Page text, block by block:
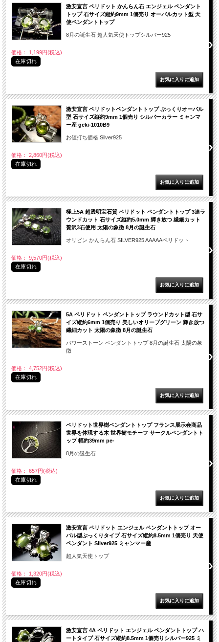
激安宣言 ペリドット かんらん石 エンジェル ペンダント
トップ 石サイズ縦約9mm 1個売り オーバルカット型 天
使ペンダントトップ
8月の誕生石 超人気天使トップシルバー925
価格： 1,199円(税込)
在庫切れ
激安宣言 ペリドットペンダントトップ ぷっくりオーバル
型 石サイズ縦約9mm 1個売り シルバーカラー ミャンマ
ー産 geki-1010B9
お値打ち価格 Silver925
価格： 2,860円(税込)
在庫切れ
極上5A 超透明宝石質 ペリドット ペンダントトップ 3連ラ
ウンドカット 石サイズ縦約5.0mm 輝き放つ 繊細カット
贅沢3石使用 太陽の象徴 8月の誕生石
オリビン かんらん石 SILVER925 AAAAAペリドット
価格： 9,570円(税込)
在庫切れ
5A ペリドット ペンダントトップ ラウンドカット型 石サ
イズ縦約6mm 1個売り 美しいオリーブグリーン 輝き放つ
繊細カット 太陽の象徴 8月の誕生石
パワーストーン ペンダントトップ 8月の誕生石 太陽の象
徴
価格： 4,752円(税込)
在庫切れ
ペリドット世界樹ペンダントトップ フランス展示会商品
世界を体現する木 世界樹モチーフ サークルペンダントト
ップ 幅約39mm pe-
8月の誕生石
価格： 657円(税込)
在庫切れ
激安宣言 ペリドット エンジェル ペンダントトップ オー
バル型ぷっくりタイプ 石サイズ縦約8.5mm 1個売り 天使
ペンダント Silver925 ミャンマー産
超人気天使トップ
価格： 1,320円(税込)
在庫切れ
激安宣言 4A ペリドット エンジェル ペンダントトップ ハ
ートタイプ 石サイズ縦約8.5mm 1個売りシルバー925 ミ